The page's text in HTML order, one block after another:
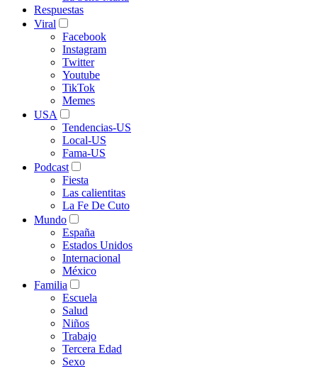
Respuestas
Viral
Facebook
Instagram
Twitter
Youtube
TikTok
Memes
USA
Tendencias-US
Local-US
Fama-US
Podcast
Fiesta
Las calientitas
La Fe De Cuto
Mundo
España
Estados Unidos
Internacional
México
Familia
Escuela
Salud
Niños
Trabajo
Tercera Edad
Sexo